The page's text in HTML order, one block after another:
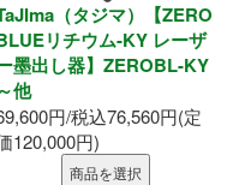
（タジマ）【ZERO
リチウム-KY レーザ
墨出し器】ZEROBL-KY
～他
円/税込76,560円(定
120,000円)
商品を選択